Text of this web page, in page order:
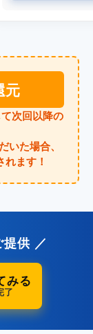
元
次回以降の
いた場合、
ます！
供 ／
みる
了